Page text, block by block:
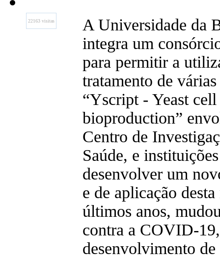
22163 visitas
A Universidade da
integra um
para permitir a
tratamento de
“Yscript - Yeast
bioproduction”
Centro de
Saúde, e
desenvolver um
e de aplicação
últimos anos,
contra a COVID-
desenvolvimento de